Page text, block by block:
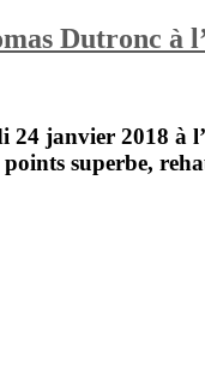
Dutronc à
24 janvier 2018 à
superbe,